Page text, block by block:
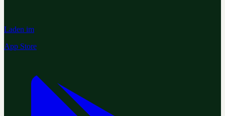
Laden im
App Store